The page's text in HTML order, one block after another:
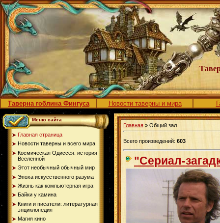
Таверна гоблина Фингуса Новости таверны и мира
Меню сайта
Главная страница
Новости таверны и всего мира
Космическая Одиссея: история
Вселенной
Этот необычный обычный мир
Эпоха искусственного разума
Жизнь как компьютерная игра
Байки у камина
Книги и писатели: литературная
энциклопедия
Магия кино
Главная » Общий зал
Всего произведений: 603
"Сериал-